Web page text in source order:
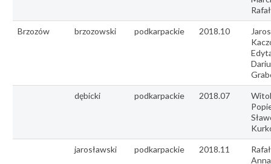
Brzozów brzozowski podkarpackie 2018.10
dębicki podkarpackie 2018.07
jarosławski podkarpackie 2018.11